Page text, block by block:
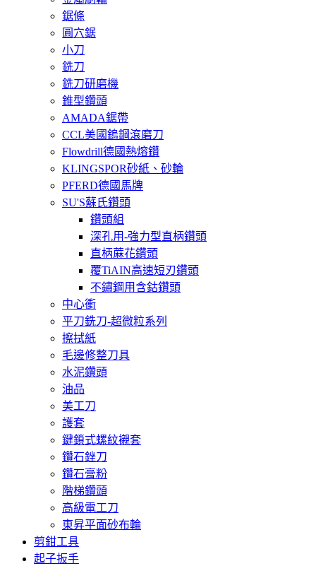
鋸條
圓穴鋸
小刀
銑刀
銑刀研磨機
錐型鑽頭
AMADA鋸帶
CCL美國鎢鋼滾磨刀
Flowdrill德國熱熔鑽
KLINGSPOR砂紙、砂輪
PFERD德國馬牌
SU'S蘇氏鑽頭
鑽頭組
深孔用-強力型直柄鑽頭
直柄蔴花鑽頭
覆TiAIN高速短刃鑽頭
不鏽鋼用含鈷鑽頭
中心衝
平刀銑刀-超微粒系列
擦拭紙
毛邊修整刀具
水泥鑽頭
油品
美工刀
護套
鍵鎖式螺紋襯套
鑽石銼刀
鑽石膏粉
階梯鑽頭
高級電工刀
東昇平面砂布輪
剪鉗工具
起子扳手